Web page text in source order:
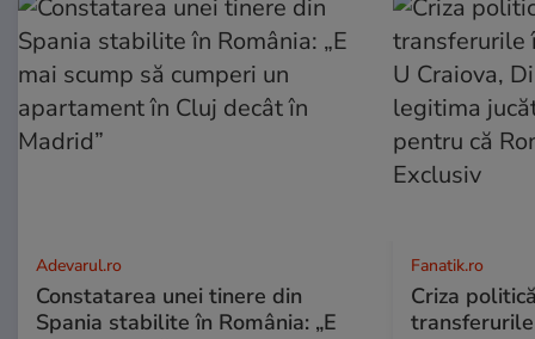
Adevarul.ro
Constatarea unei tinere din
Spania stabilite în România: „E
Fanatik.ro
Criza
transferurile